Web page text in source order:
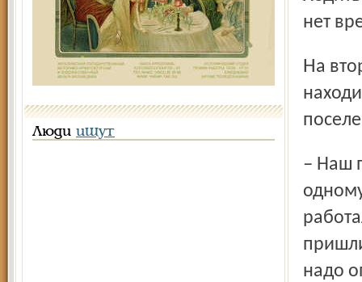
Люди ищут
нет
На втором этаже здания, где располагается почта,
– Наш почтовик работает в экстренном режиме, такое
надо